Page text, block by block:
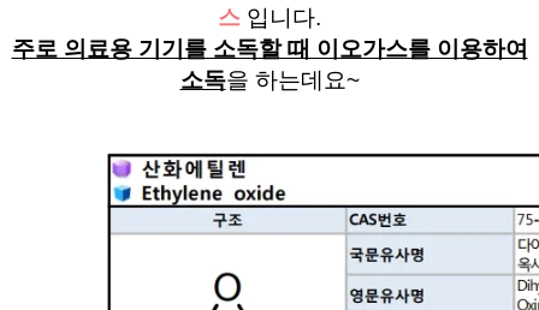
스 입니다.
주로 의료용 기기를 소독할 때 이오가스를 이용하여
소독을 하는데요~